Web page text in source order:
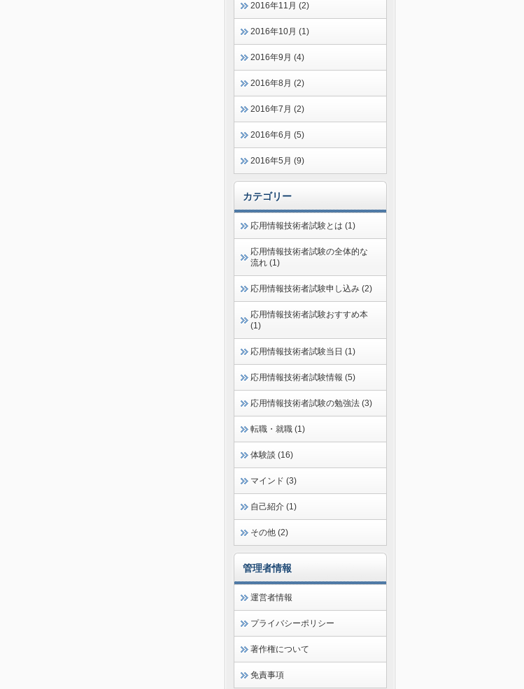
2016年11月 (2)
2016年10月 (1)
2016年9月 (4)
2016年8月 (2)
2016年7月 (2)
2016年6月 (5)
2016年5月 (9)
カテゴリー
応用情報技術者試験とは (1)
応用情報技術者試験の全体的な
流れ (1)
応用情報技術者試験申し込み (2)
応用情報技術者試験おすすめ本
(1)
応用情報技術者試験当日 (1)
応用情報技術者試験情報 (5)
応用情報技術者試験の勉強法 (3)
転職・就職 (1)
体験談 (16)
マインド (3)
自己紹介 (1)
その他 (2)
管理者情報
運営者情報
プライバシーポリシー
著作権について
免責事項